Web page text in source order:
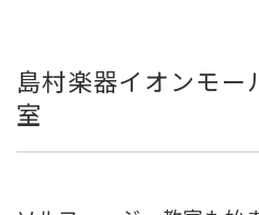
島村楽器イオンモ
室